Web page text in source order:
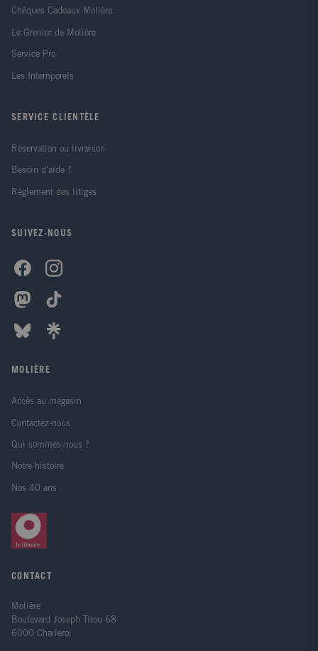
Chèques Cadeaux Molière
Le Grenier de Molière
Service Pro
Les Intemporels
SERVICE CLIENTÈLE
Réservation ou livraison
Besoin d'aide ?
Règlement des litiges
SUIVEZ-NOUS
MOLIÈRE
Accès au magasin
Contactez-nous
Qui sommes-nous ?
Notre histoire
Nos 40 ans
CONTACT
Molière
Boulevard Joseph Tirou 68
6000 Charleroi